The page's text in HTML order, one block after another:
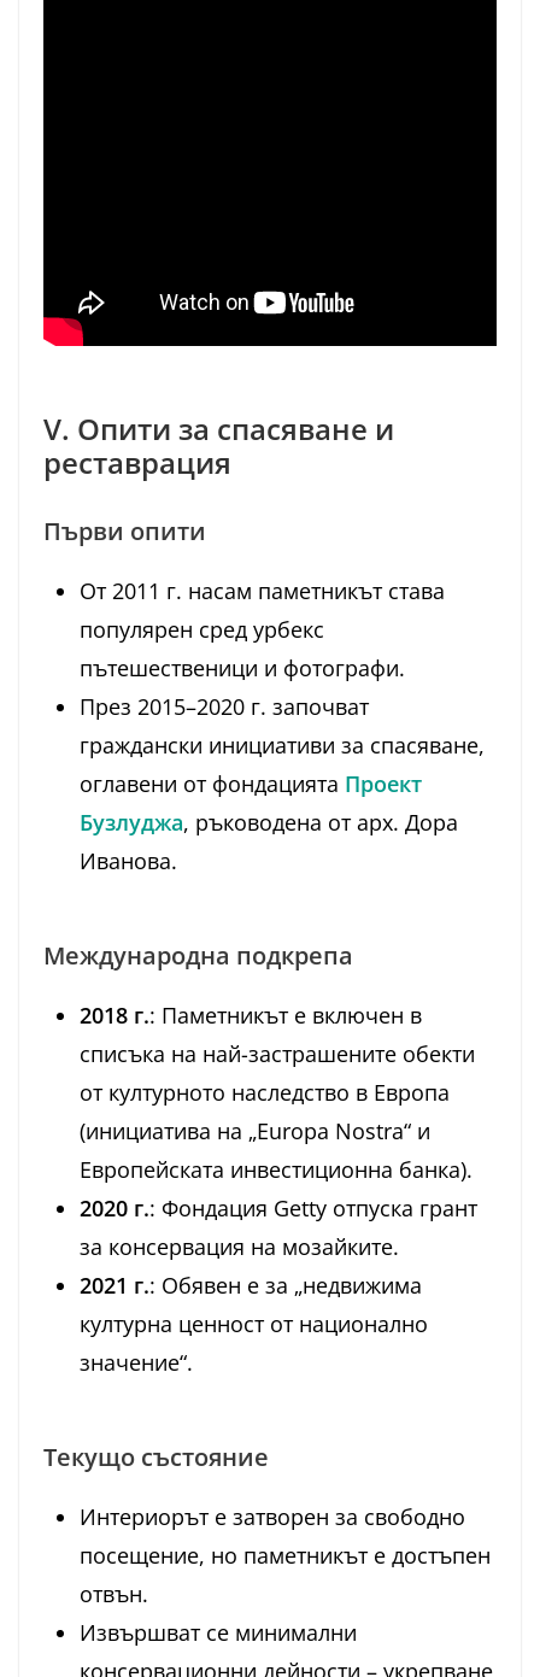
V. Опити за спасяване и
реставрация
Първи опити
От 2011 г. насам паметникът става
популярен сред урбекс
пътешественици и фотографи.
През 2015–2020 г. започват
граждански инициативи за спасяване,
оглавени от фондацията Проект
Бузлуджа, ръководена от арх. Дора
Иванова.
Международна подкрепа
2018 г.: Паметникът е включен в
списъка на най-застрашените обекти
от културното наследство в Европа
(инициатива на „Europa Nostra“ и
Европейската инвестиционна банка).
2020 г.: Фондация Getty отпуска грант
за консервация на мозайките.
2021 г.: Обявен е за „недвижима
културна ценност от национално
значение“.
Текущо състояние
Интериорът е затворен за свободно
посещение, но паметникът е достъпен
отвън.
Извършват се минимални
консервационни дейности – укрепване